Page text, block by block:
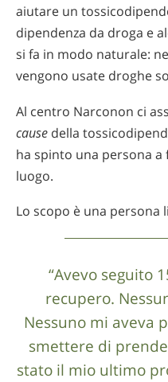
aiutare un
dipendenza da droga e
si fa in modo naturale:
vengono usate droghe
Al centro Narconon ci
cause della
ha spinto una persona
luogo.
Lo scopo è una persona
“Avevo seguito
recupero.
Nessuno mi aveva
smettere di
stato il mio ultimo